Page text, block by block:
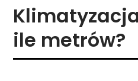
ile metrów?